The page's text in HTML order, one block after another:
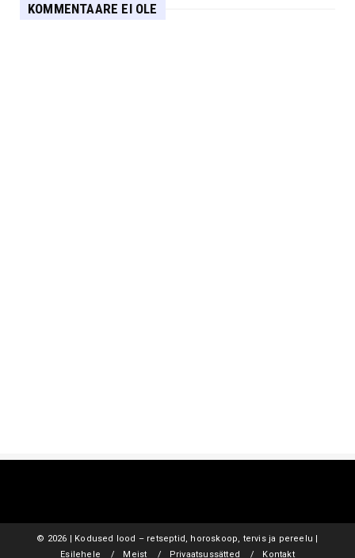
KOMMENTAARE EI OLE
© 2026 | Kodused lood – retseptid, horoskoop, tervis ja pereelu |
Esilehele
Meist Privaatsussätted Kontakt